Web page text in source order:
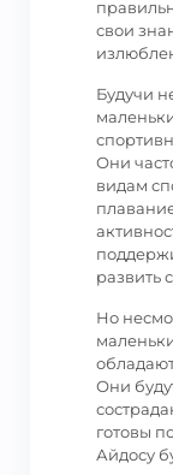
свои
Будучи
Они
видам
развить
Но
Они
готовы
Айдосу